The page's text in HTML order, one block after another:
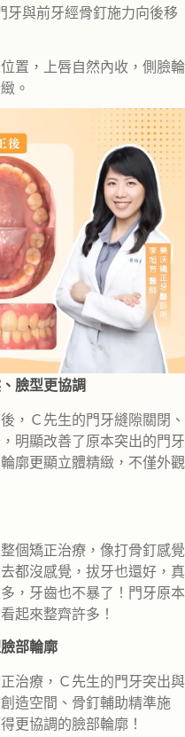
牙與前牙經骨釘施力向後移
置，上唇自然內收，側臉輪
。
臉型更協調
，Ｃ先生的門牙縫隙關閉、
明顯改善了原本突出的門牙
廓更顯立體精緻，不僅外觀
個矯正治療，像打骨釘感覺
都沒感覺，拔牙也還好，真
，牙齒也不暴了！門牙原本
起來整齊許多！
部輪廓
治療，Ｃ先生的門牙突出與
造空間、骨釘輔助精準施
更協調的臉部輪廓！